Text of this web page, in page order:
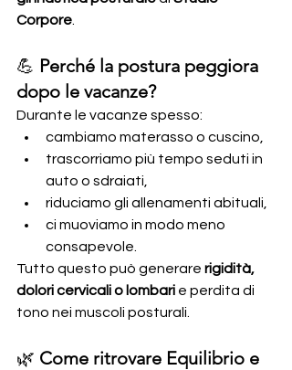
Corpore
💪 Perché la postura peggiora
dopo le vacanze?
Durante le vacanze spesso:
cambiamo materasso o cuscino,
trascorriamo più tempo seduti in
auto o sdraiati,
riduciamo gli allenamenti abituali,
ci muoviamo in modo meno
consapevole.
Tutto questo può generare rigidità,
dolori cervicali o lombari e perdita di
tono nei muscoli posturali.
🌿 Come ritrovare Equilibrio e